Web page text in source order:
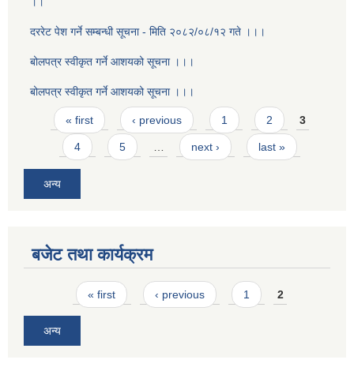
दररेट पेश गर्ने सम्बन्धी सूचना - मिति २०८२/०८/१२ गते ।।।
बोलपत्र स्वीकृत गर्ने आशयको सूचना ।।।
बोलपत्र स्वीकृत गर्ने आशयको सूचना ।।।
Pages
« first ‹ previous 1 2 3
4 5 … next › last »
अन्य
बजेट तथा कार्यक्रम
Pages« first ‹ previous 1 2
अन्य